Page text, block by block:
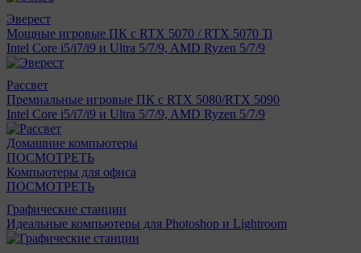
Эверест
Мощные игровые ПК с RTX 5070 / RTX 5070 Ti
Intel Core i5/i7/i9 и Ultra 5/7/9, AMD Ryzen 5/7/9
Рассвет
Премиальные игровые ПК с RTX 5080/RTX 5090
Intel Core i5/i7/i9 и Ultra 5/7/9, AMD Ryzen 5/7/9
Домашние компьютеры
ПОСМОТРЕТЬ
Компьютеры для офиса
ПОСМОТРЕТЬ
Графические станции
Идеальные компьютеры для Photoshop и Lightroom